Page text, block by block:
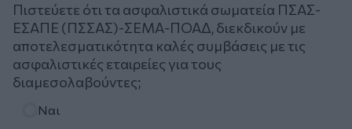
Πιστεύετε ότι τα ασφαλιστικά σωματεία ΠΣΑΣ-
ΕΣΑΠΕ (ΠΣΣΑΣ)-ΣΕΜΑ-ΠΟΑΔ, διεκδικούν με
αποτελεσματικότητα καλές συμβάσεις με τις
ασφαλιστικές εταιρείες για τους
διαμεσολαβούντες;
Ναι